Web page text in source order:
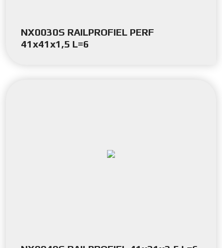
NX0030S RAILPROFIEL PERF
41x41x1,5 L=6